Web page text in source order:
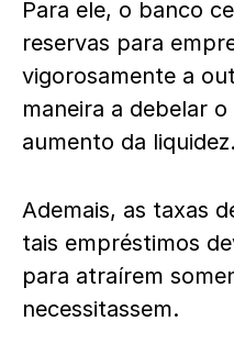
Para ele, o banco
reservas para
vigorosamente a
maneira a debelar
aumento da liquidez.
Ademais, as taxas
tais empréstimos
para atraírem
necessitassem.